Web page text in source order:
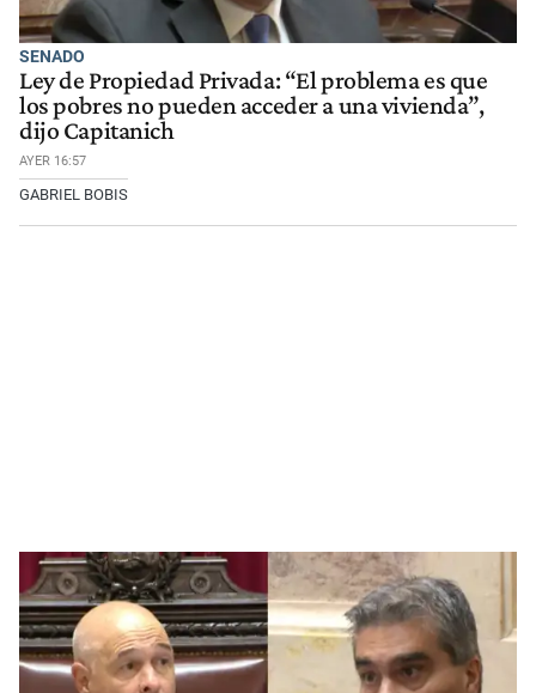
SENADO
Ley de Propiedad Privada: “El problema es que
los pobres no pueden acceder a una vivienda”,
dijo Capitanich
AYER 16:57
GABRIEL BOBIS